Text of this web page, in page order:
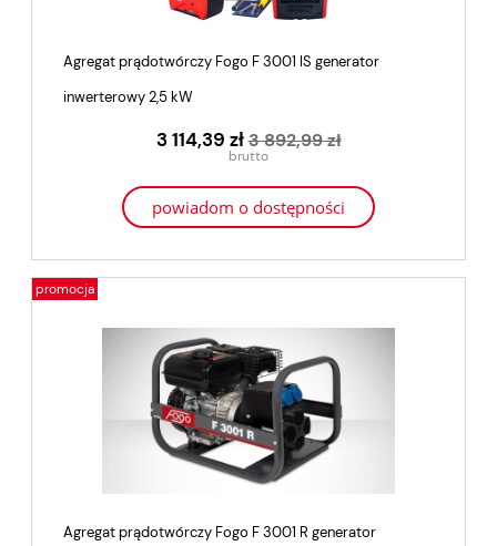
Agregat prądotwórczy Fogo F 3001 IS generator
inwerterowy 2,5 kW
3 114,39 zł3 892,99 zł
powiadom o dostępności
Agregat prądotwórczy Fogo F 3001 R generator
promocja